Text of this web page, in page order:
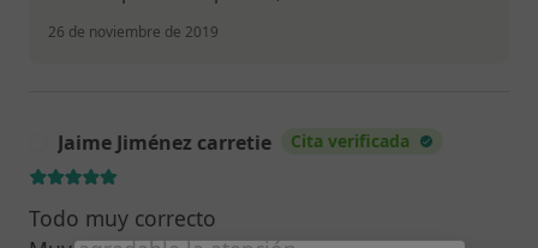
26 de noviembre de 2019
Jaime Jiménez carretie Cita verificada
Todo muy correcto